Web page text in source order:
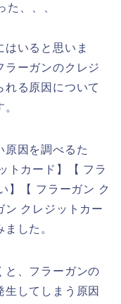
た、、、
はいると思いま
ラーガンのクレジ
れる原因について
原因を調べるた
トカード】【 フラ
】【 フラーガン ク
クレジットカー
した。
と、フラーガンの
してしまう原因